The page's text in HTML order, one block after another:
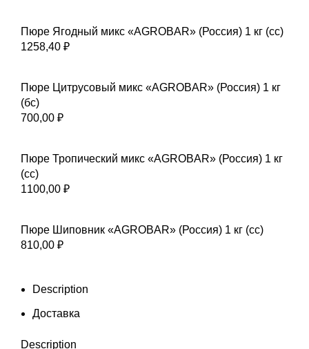
Пюре Ягодный микс «AGROBAR» (Россия) 1 кг (сс)
1258,40 ₽
Пюре Цитрусовый микс «AGROBAR» (Россия) 1 кг
(бс)
700,00 ₽
Пюре Тропический микс «AGROBAR» (Россия) 1 кг
(сс)
1100,00 ₽
Пюре Шиповник «AGROBAR» (Россия) 1 кг (сс)
810,00 ₽
Description
Доставка
Description